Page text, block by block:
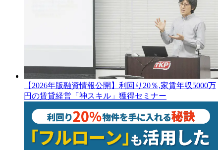
【2026年版融資情報公開】利回り20％,家賃年収5000万
円の賃貸経営「神スキル」獲得セミナー